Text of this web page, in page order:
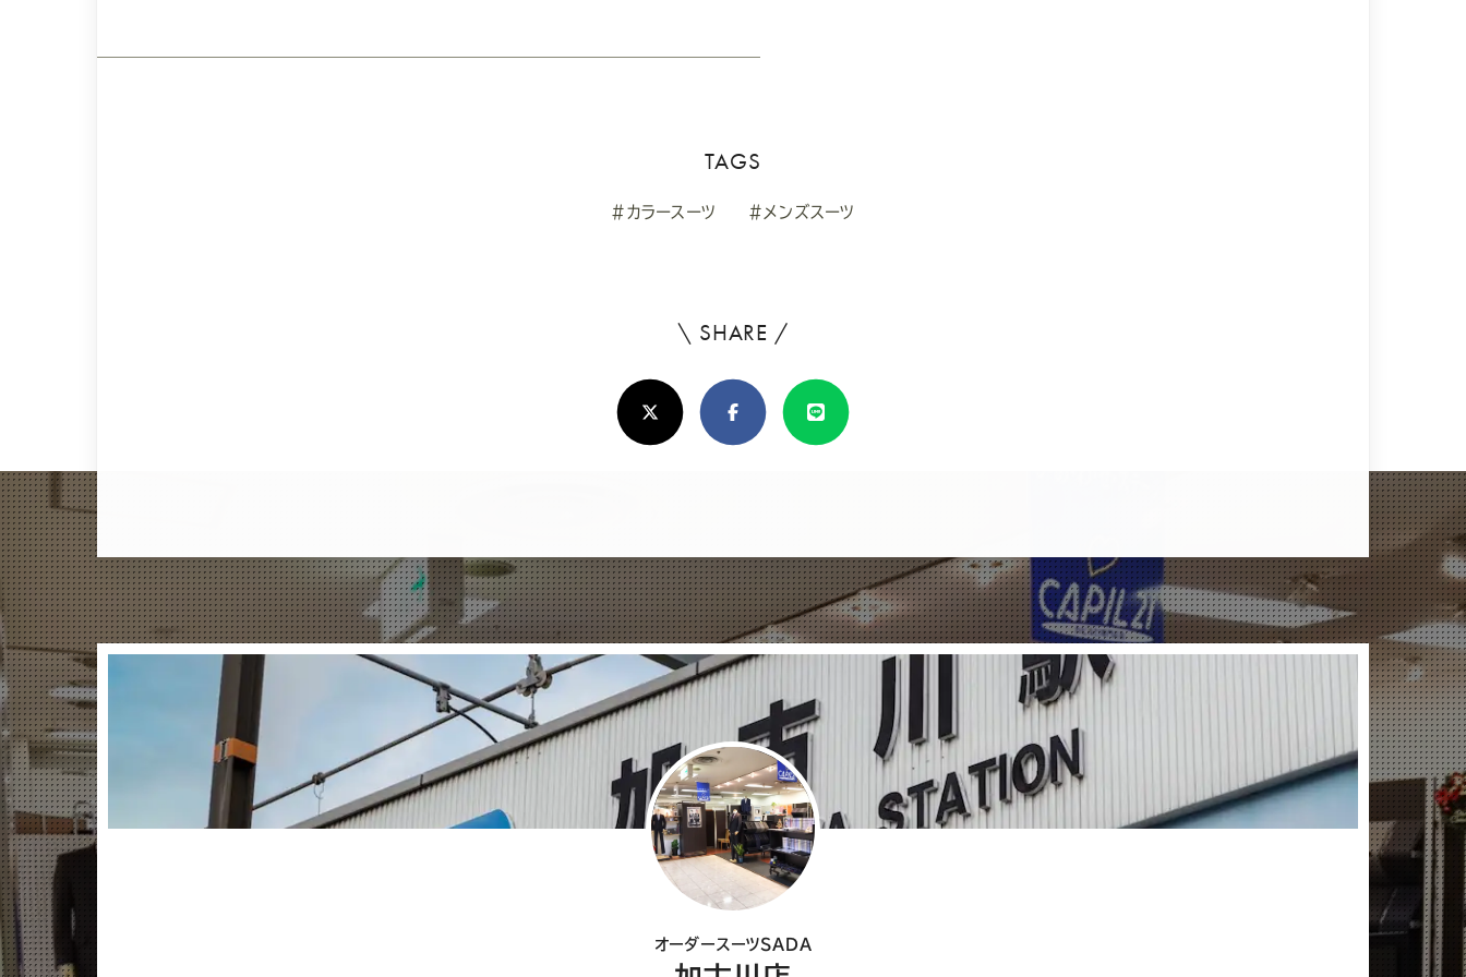
TAGS
#カラースーツ #メンズスーツ
\ SHARE /
ろ
し
け
シ
ェ
ア
し
て
く
だ
さ
い
X(Twitter)FacebookLine
オーダースーツSADA